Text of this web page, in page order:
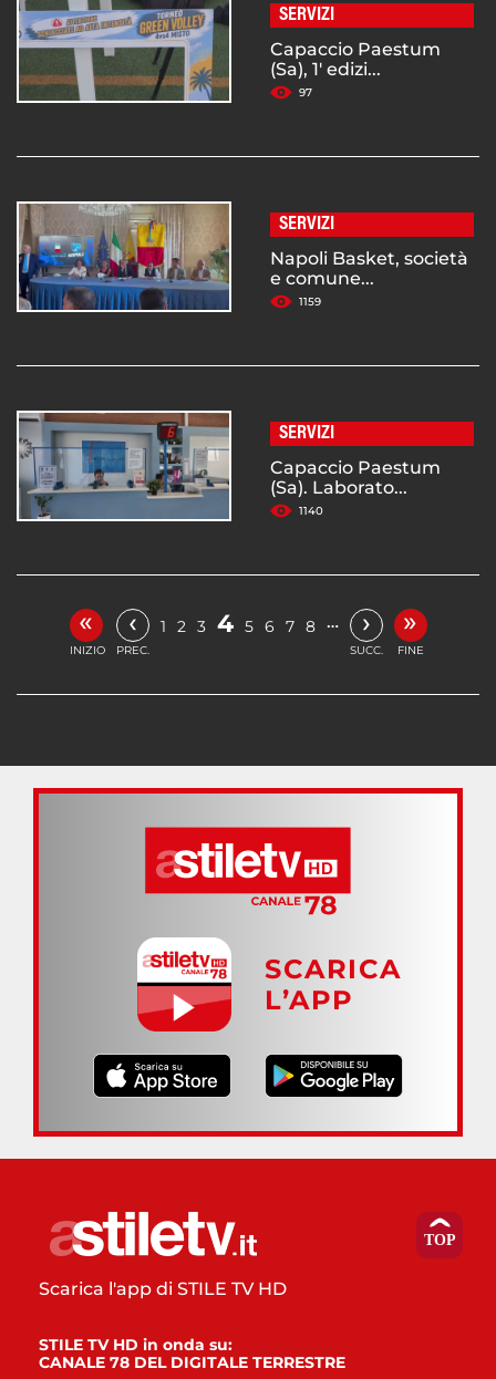
SERVIZI
Capaccio Paestum
(Sa), 1' edizi...
97
SERVIZI
Napoli Basket, società
e comune...
1159
SERVIZI
Capaccio Paestum
(Sa). Laborato...
1140
«
INIZIO
‹
PREC.
1 2 3 4 5 6 7 8 … ›
SUCC.
»
FINE
SCARICA
L’APP
Scarica l'app di STILE TV HD
STILE TV HD in onda su:
CANALE 78 DEL DIGITALE TERRESTRE